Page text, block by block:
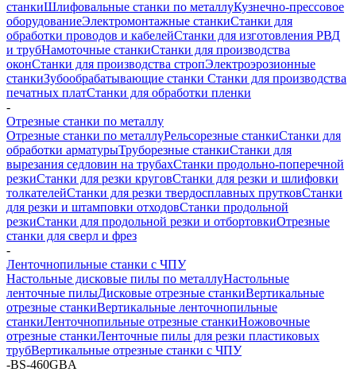
станкиШлифовальные станки по металлуКузнечно-прессовое
оборудованиеЭлектромонтажные станкиСтанки для
обработки проводов и кабелейСтанки для изготовления РВД
и трубНамоточные станкиСтанки для производства
оконСтанки для производства стропЭлектроэрозионные
станкиЗубообрабатывающие станки Станки для производства
печатных платСтанки для обработки пленки
-
Отрезные станки по металлу
Отрезные станки по металлуРельсорезные станкиСтанки для
обработки арматурыТруборезные станкиСтанки для
вырезания седловин на трубаxСтанки продольно-поперечной
резкиСтанки для резки круговСтанки для резки и шлифовки
толкателейСтанки для резки твердосплавных прутковСтанки
для резки и штамповки отходовСтанки продольной
резкиСтанки для продольной резки и отбортовкиОтрезные
станки для сверл и фрез
-
Ленточнопильные станки с ЧПУ
Настольные дисковые пилы по металлуНастольные
ленточные пилыДисковые отрезные станкиВертикальные
отрезные станкиВертикальные ленточнопильные
станкиЛенточнопильные отрезные станкиНожовочные
отрезные станкиЛенточные пилы для резки пластиковых
трубВертикальные отрезные станки с ЧПУ
-BS-460GBA